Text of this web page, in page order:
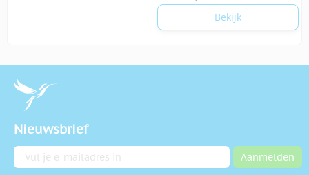
Bekijk
Nieuwsbrief
E-mailadres Aanmelden